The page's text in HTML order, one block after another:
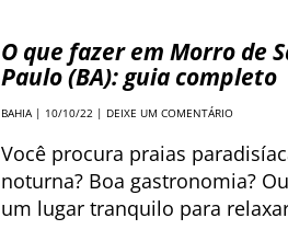
O que fazer em Morro de
Paulo (BA): guia completo
BAHIA| 10/10/22 | DEIXE UM COMENTÁRIO
Você procura praias
noturna? Boa gastronomia?
um lugar tranquilo para